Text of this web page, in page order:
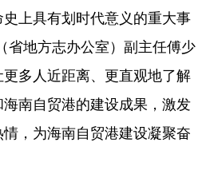
上具有划时代意义的重大事
省地方志办公室）副主任傅少
多人近距离、更直观地了解
南自贸港的建设成果，激发
，为海南自贸港建设凝聚奋